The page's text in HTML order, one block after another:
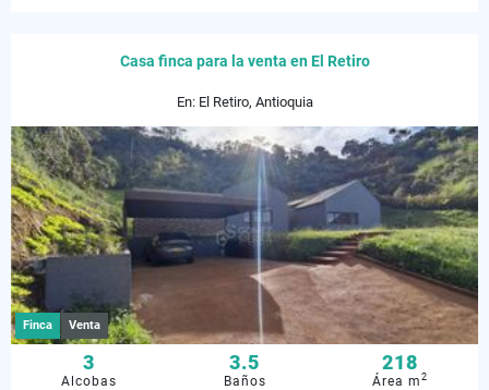
Casa finca para la venta en El Retiro
En: El Retiro, Antioquia
Finca Venta
3
Alcobas
3.5
Baños
218
Área m2